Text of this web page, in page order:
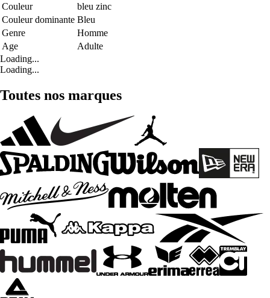
Couleur
bleu zinc
Couleur dominante Bleu
Genre
Homme
Age
Adulte
Loading...
Loading...
Toutes nos marques